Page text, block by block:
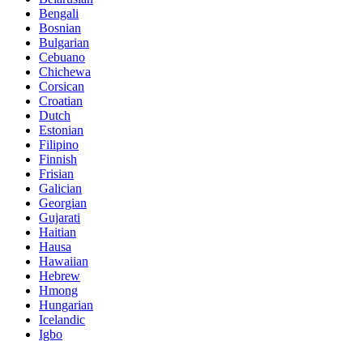
Bengali
Bosnian
Bulgarian
Cebuano
Chichewa
Corsican
Croatian
Dutch
Estonian
Filipino
Finnish
Frisian
Galician
Georgian
Gujarati
Haitian
Hausa
Hawaiian
Hebrew
Hmong
Hungarian
Icelandic
Igbo